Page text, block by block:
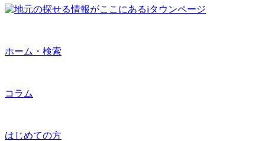
ホーム・検索
コラム
はじめての方